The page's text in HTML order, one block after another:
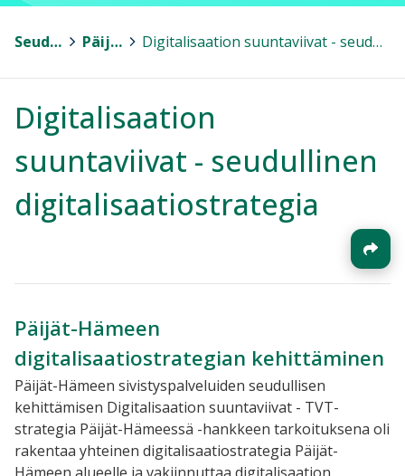
Seudullinen yhteistyö > Päijät-Häme> Digitalisaation suuntaviivat - seudullinen digitalisaatiostrategia
Digitalisaation
suuntaviivat - seudullinen
digitalisaatiostrategia
Päijät-Hämeen
digitalisaatiostrategian kehittäminen
Päijät-Hämeen sivistyspalveluiden seudullisen
kehittämisen Digitalisaation suuntaviivat - TVT-
strategia Päijät-Hämeessä -hankkeen tarkoituksena oli
rakentaa yhteinen digitalisaatiostrategia Päijät-